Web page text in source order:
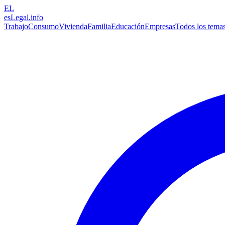
EL
esLegal.info
TrabajoConsumoViviendaFamiliaEducaciónEmpresasTodos los